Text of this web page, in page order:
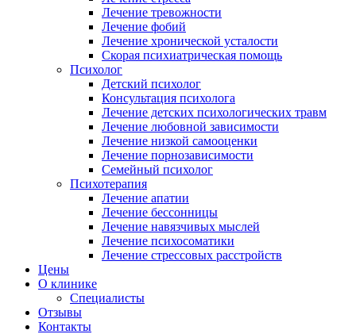
Лечение тревожности
Лечение фобий
Лечение хронической усталости
Скорая психиатрическая помощь
Психолог
Детский психолог
Консультация психолога
Лечение детских психологических травм
Лечение любовной зависимости
Лечение низкой самооценки
Лечение порнозависимости
Семейный психолог
Психотерапия
Лечение апатии
Лечение бессонницы
Лечение навязчивых мыслей
Лечение психосоматики
Лечение стрессовых расстройств
Цены
О клинике
Специалисты
Отзывы
Контакты